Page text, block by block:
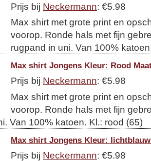
Prijs bij Neckermann: €5.98
Max shirt met grote print en
voorop. Ronde hals met fijn
rugpand in uni. Van 100%
Max shirt Jongens Kleur: Rood
Prijs bij Neckermann: €5.98
Max shirt met grote print en
voorop. Ronde hals met fijn
Van 100% katoen. Kl.: rood (65)
Max shirt Jongens Kleur:
Prijs bij Neckermann: €5.98